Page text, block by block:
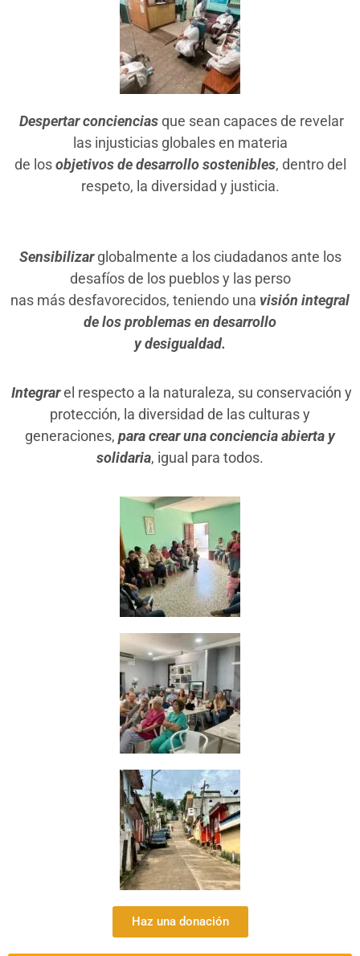
Despertar concienciasque sean capaces de revelar
las injusticias globales en materia
de losobjetivos de desarrollo sostenibles, dentro del
respeto, la diversidad y justicia.
Sensibilizarglobalmente a los ciudadanos ante los
desafíos de los pueblos y las perso
nas más desfavorecidos, teniendo una visión integral
de los problemas en desarrollo
y desigualdad.
Integrarel respecto a la naturaleza, su conservación y
protección, la diversidad de las culturas y
generaciones, para crear una conciencia abierta y
solidaria, igual para todos.
Haz una donación